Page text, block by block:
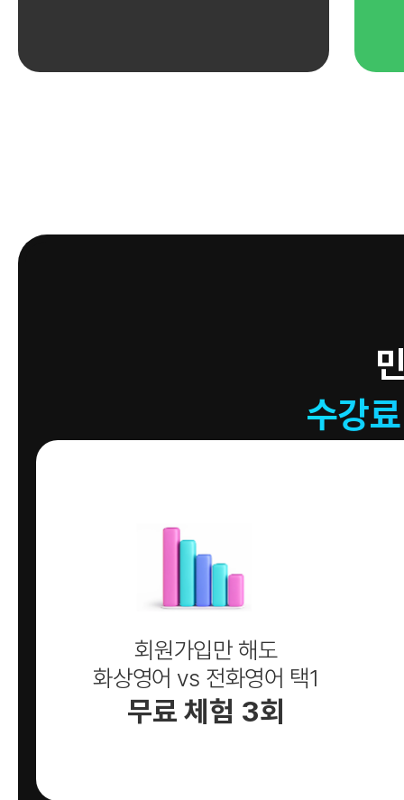
수강
회원가입만 해도
화상영어 vs 전화영어 택1
무료 체험 3회